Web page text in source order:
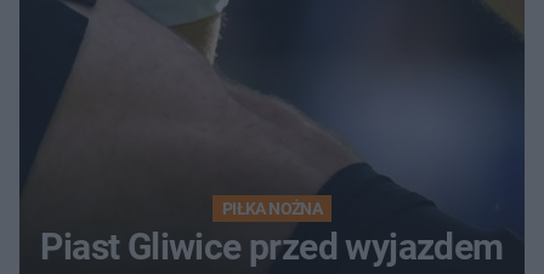
PIŁKA NOŻNA
Piast Gliwice przed wyjazdem